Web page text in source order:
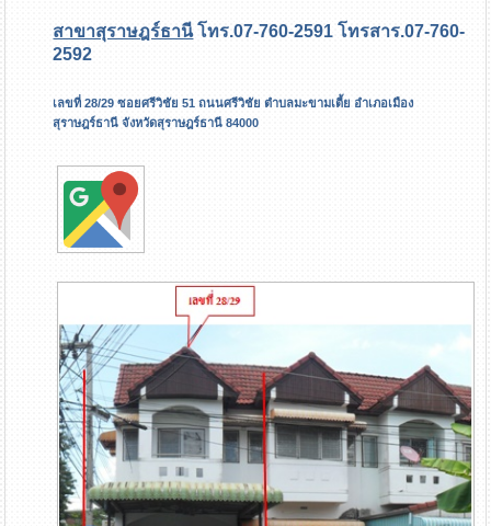
สาขาสุราษฎร์ธานีโทร.07-760-2591 โทรสาร.07-760-
2592
เลขที่ 28/29 ซอยศรีวิชัย 51 ถนนศรีวิชัย ตำบลมะขามเตี้ย อำเภอเมือง
สุราษฎร์ธานี จังหวัดสุราษฎร์ธานี 84000